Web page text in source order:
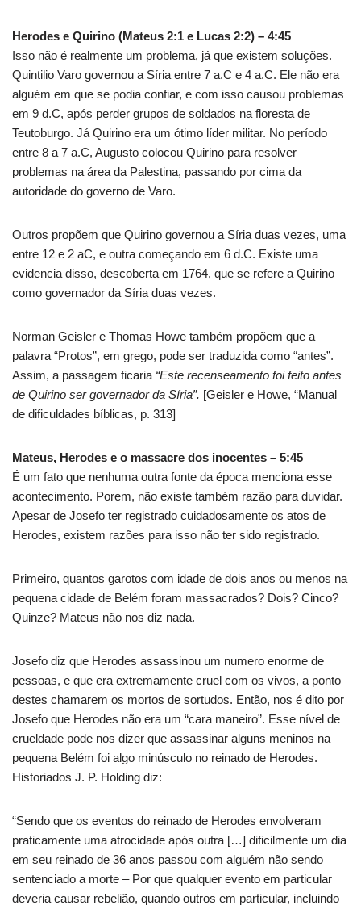
Herodes e Quirino (Mateus 2:1 e Lucas 2:2) – 4:45
Isso não é realmente um problema, já que existem soluções.
Quintilio Varo governou a Síria entre 7 a.C e 4 a.C. Ele não era
alguém em que se podia confiar, e com isso causou problemas
em 9 d.C, após perder grupos de soldados na floresta de
Teutoburgo. Já Quirino era um ótimo líder militar. No período
entre 8 a 7 a.C, Augusto colocou Quirino para resolver
problemas na área da Palestina, passando por cima da
autoridade do governo de Varo.
Outros propõem que Quirino governou a Síria duas vezes, uma
entre 12 e 2 aC, e outra começando em 6 d.C. Existe uma
evidencia disso, descoberta em 1764, que se refere a Quirino
como governador da Síria duas vezes.
Norman Geisler e Thomas Howe também propõem que a
palavra “Protos”, em grego, pode ser traduzida como “antes”.
Assim, a passagem ficaria “Este recenseamento foi feito antes
de Quirino ser governador da Síria”. [Geisler e Howe, “Manual
de dificuldades bíblicas, p. 313]
Mateus, Herodes e o massacre dos inocentes – 5:45
É um fato que nenhuma outra fonte da época menciona esse
acontecimento. Porem, não existe também razão para duvidar.
Apesar de Josefo ter registrado cuidadosamente os atos de
Herodes, existem razões para isso não ter sido registrado.
Primeiro, quantos garotos com idade de dois anos ou menos na
pequena cidade de Belém foram massacrados? Dois? Cinco?
Quinze? Mateus não nos diz nada.
Josefo diz que Herodes assassinou um numero enorme de
pessoas, e que era extremamente cruel com os vivos, a ponto
destes chamarem os mortos de sortudos. Então, nos é dito por
Josefo que Herodes não era um “cara maneiro”. Esse nível de
crueldade pode nos dizer que assassinar alguns meninos na
pequena Belém foi algo minúsculo no reinado de Herodes.
Historiados J. P. Holding diz:
“Sendo que os eventos do reinado de Herodes envolveram
praticamente uma atrocidade após outra […] dificilmente um dia
em seu reinado de 36 anos passou com alguém não sendo
sentenciado a morte – Por que qualquer evento em particular
deveria causar rebelião, quando outros em particular, incluindo